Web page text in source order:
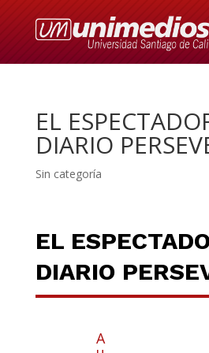
EL
DIARIO
Sin categoría
EL
DIARIO
A